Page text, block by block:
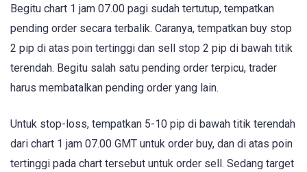
Begitu chart 1 jam 07.00 pagi sudah tertutup, tempatkan
pending order secara terbalik. Caranya, tempatkan buy stop
2 pip di atas poin tertinggi dan sell stop 2 pip di bawah titik
terendah. Begitu salah satu pending order terpicu, trader
harus membatalkan pending order yang lain.
Untuk stop-loss, tempatkan 5-10 pip di bawah titik terendah
dari chart 1 jam 07.00 GMT untuk order buy, dan di atas poin
tertinggi pada chart tersebut untuk order sell. Sedang target